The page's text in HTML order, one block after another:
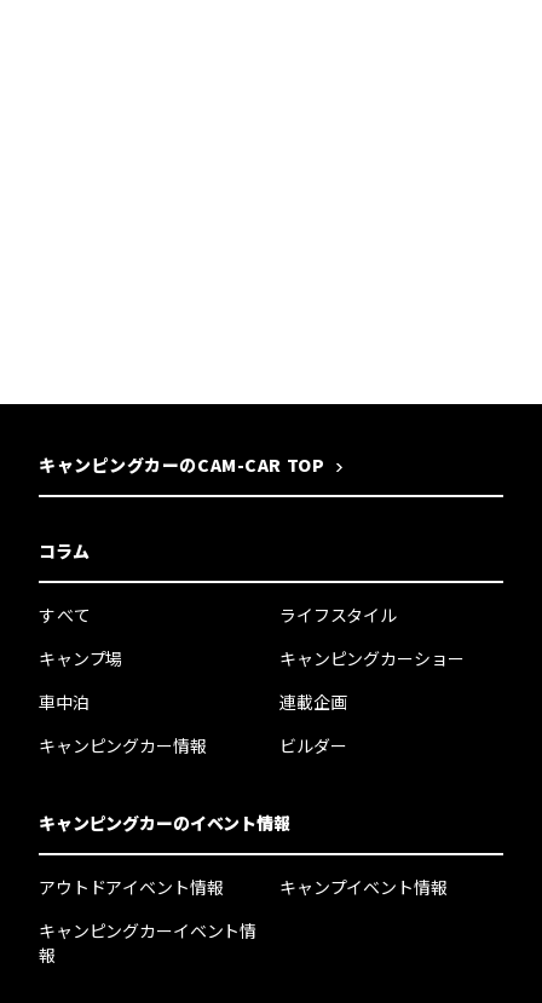
キャンピングカーのCAM-CAR TOP
コラム
すべて
キャンプ場
車中泊
キャンピングカー情報
ライフスタイル
キャンピングカーショー
連載企画
ビルダー
キャンピングカーのイベント情報
アウトドアイベント情報
キャンピングカーイベント情
報
キャンプイベント情報